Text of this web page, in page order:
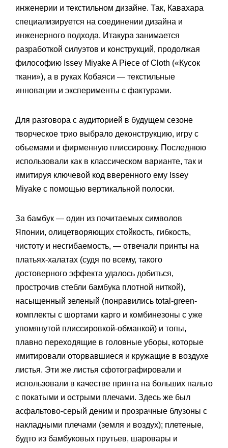
инженерии и текстильном дизайне. Так, Кавахара
специализируется на соединении дизайна и
инженерного подхода, Итакура занимается
разработкой силуэтов и конструкций, продолжая
философию Issey Miyake A Piece of Cloth («Кусок
ткани»), а в руках Кобаяси — текстильные
инновации и эксперименты с фактурами.
Для разговора с аудиторией в будущем сезоне
творческое трио выбрало деконструкцию, игру с
объемами и фирменную плиссировку. Последнюю
использовали как в классическом варианте, так и
имитируя ключевой код вверенного ему Issey
Miyake c помощью вертикальной полоски.
За бамбук — один из почитаемых символов
Японии, олицетворяющих стойкость, гибкость,
чистоту и несгибаемость, — отвечали принты на
платьях-халатах (судя по всему, такого
достоверного эффекта удалось добиться,
прострочив стебли бамбука плотной ниткой),
насыщенный зеленый (понравились total-green-
комплекты с шортами карго и комбинезоны с уже
упомянутой плиссировкой-обманкой) и топы,
плавно переходящие в головные уборы, которые
имитировали оторвавшиеся и кружащие в воздухе
листья. Эти же листья сфотографировали и
использовали в качестве принта на больших пальто
с покатыми и острыми плечами. Здесь же был
асфальтово-серый деним и прозрачные блузоны с
накладными плечами (земля и воздух); плетеные,
будто из бамбуковых прутьев, шаровары и